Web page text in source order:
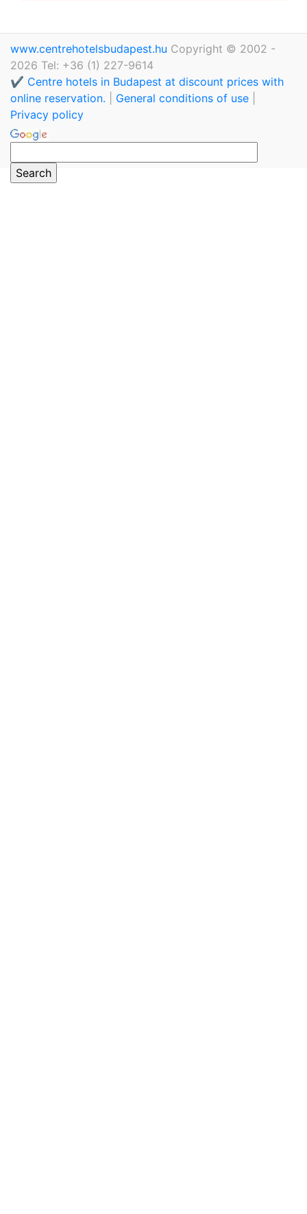
www.centrehotelsbudapest.hu Copyright © 2002 -
2026 Tel: +36 (1) 227-9614
✔️ Centre hotels in Budapest at discount prices with
online reservation.
General conditions of use
Privacy policy